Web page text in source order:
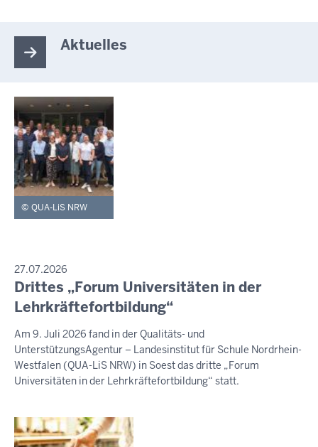
Aktuelles
QUA-LiS NRW
PRESSEMITTEILUNG
27.07.2026
Samstag,
8.
2026
-
19:42
Drittes „Forum Universitäten in der
Lehrkräftefortbildung“
Am 9. Juli 2026 fand in der Qualitäts- und
UnterstützungsAgentur – Landesinstitut für Schule Nordrhein-
Westfalen (QUA-LiS NRW) in Soest das dritte „Forum
Universitäten in der Lehrkräftefortbildung“ statt.